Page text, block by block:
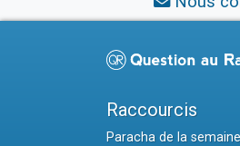
Raccourcis
Paracha de la semaine